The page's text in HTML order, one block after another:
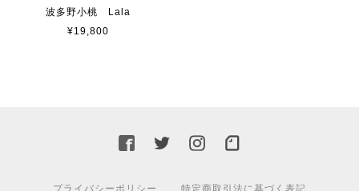
波多野小桃 Lala
¥19,800
プライバシーポリシー 特定商取引法に基づく表記